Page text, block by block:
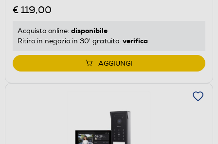
€ 119,00
Acquisto online: disponibile
Ritiro in negozio in 30' gratuito: verifica
AGGIUNGI